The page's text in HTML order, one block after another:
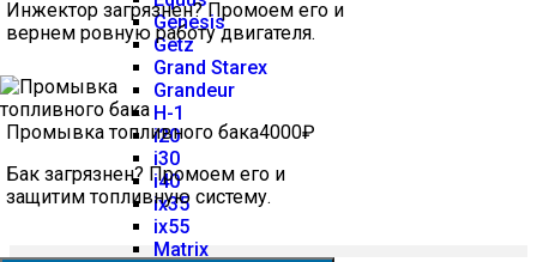
Genesis
Getz
Grand Starex
Grandeur
H-1
i20
i30
i40
ix35
ix55
Matrix
Инжектор загрязнен? Промоем его и
вернем ровную работу двигателя.
Промывка топливного бака4000₽
Бак загрязнен? Промоем его и
защитим топливную систему.